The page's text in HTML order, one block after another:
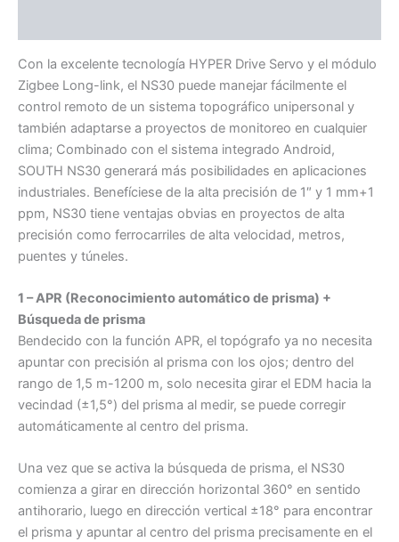
Con la excelente tecnología HYPER Drive Servo y el módulo
Zigbee Long-link, el NS30 puede manejar fácilmente el
control remoto de un sistema topográfico unipersonal y
también adaptarse a proyectos de monitoreo en cualquier
clima; Combinado con el sistema integrado Android,
SOUTH NS30 generará más posibilidades en aplicaciones
industriales. Benefíciese de la alta precisión de 1″ y 1 mm+1
ppm, NS30 tiene ventajas obvias en proyectos de alta
precisión como ferrocarriles de alta velocidad, metros,
puentes y túneles.
1 – APR (Reconocimiento automático de prisma) +
Búsqueda de prisma
Bendecido con la función APR, el topógrafo ya no necesita
apuntar con precisión al prisma con los ojos; dentro del
rango de 1,5 m-1200 m, solo necesita girar el EDM hacia la
vecindad (±1,5°) del prisma al medir, se puede corregir
automáticamente al centro del prisma.
Una vez que se activa la búsqueda de prisma, el NS30
comienza a girar en dirección horizontal 360° en sentido
antihorario, luego en dirección vertical ±18° para encontrar
el prisma y apuntar al centro del prisma precisamente en el